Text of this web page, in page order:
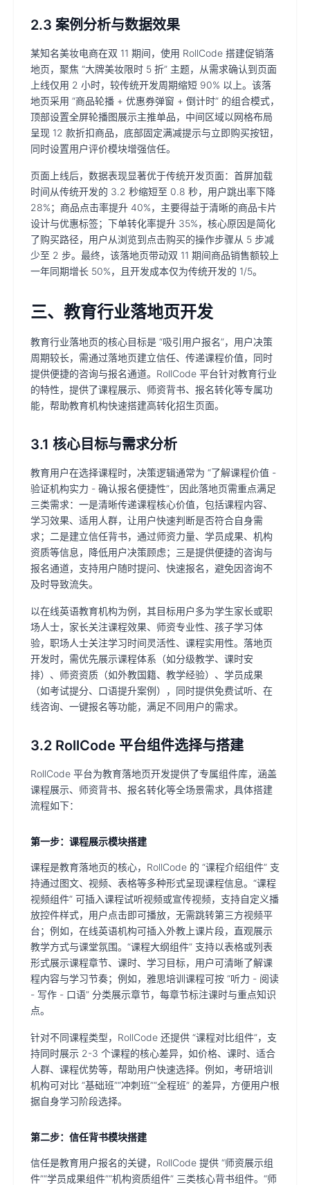
2.3 案例分析与数据效果
某知名美妆电商在双 11 期间，使用 RollCode 搭建促销落
地页，聚焦 “大牌美妆限时 5 折” 主题，从需求确认到页面
上线仅用 2 小时，较传统开发周期缩短 90% 以上。该落
地页采用 “商品轮播 + 优惠券弹窗 + 倒计时” 的组合模式，
顶部设置全屏轮播图展示主推单品，中间区域以网格布局
呈现 12 款折扣商品，底部固定满减提示与立即购买按钮，
同时设置用户评价模块增强信任。
页面上线后，数据表现显著优于传统开发页面：首屏加载
时间从传统开发的 3.2 秒缩短至 0.8 秒，用户跳出率下降
28%；商品点击率提升 40%，主要得益于清晰的商品卡片
设计与优惠标签；下单转化率提升 35%，核心原因是简化
了购买路径，用户从浏览到点击购买的操作步骤从 5 步减
少至 2 步。最终，该落地页带动双 11 期间商品销售额较上
一年同期增长 50%，且开发成本仅为传统开发的 1/5。
三、教育行业落地页开发
教育行业落地页的核心目标是 “吸引用户报名”，用户决策
周期较长，需通过落地页建立信任、传递课程价值，同时
提供便捷的咨询与报名通道。RollCode 平台针对教育行业
的特性，提供了课程展示、师资背书、报名转化等专属功
能，帮助教育机构快速搭建高转化招生页面。
3.1 核心目标与需求分析
教育用户在选择课程时，决策逻辑通常为 “了解课程价值 -
验证机构实力 - 确认报名便捷性”，因此落地页需重点满足
三类需求：一是清晰传递课程核心价值，包括课程内容、
学习效果、适用人群，让用户快速判断是否符合自身需
求；二是建立信任背书，通过师资力量、学员成果、机构
资质等信息，降低用户决策顾虑；三是提供便捷的咨询与
报名通道，支持用户随时提问、快速报名，避免因咨询不
及时导致流失。
以在线英语教育机构为例，其目标用户多为学生家长或职
场人士，家长关注课程效果、师资专业性、孩子学习体
验，职场人士关注学习时间灵活性、课程实用性。落地页
开发时，需优先展示课程体系（如分级教学、课时安
排）、师资资质（如外教国籍、教学经验）、学员成果
（如考试提分、口语提升案例），同时提供免费试听、在
线咨询、一键报名等功能，满足不同用户的需求。
3.2 RollCode 平台组件选择与搭建
RollCode 平台为教育落地页开发提供了专属组件库，涵盖
课程展示、师资背书、报名转化等全场景需求，具体搭建
流程如下：
第一步：课程展示模块搭建
课程是教育落地页的核心，RollCode 的 “课程介绍组件” 支
持通过图文、视频、表格等多种形式呈现课程信息。“课程
视频组件” 可插入课程试听视频或宣传视频，支持自定义播
放控件样式，用户点击即可播放，无需跳转第三方视频平
台；例如，在线英语机构可插入外教上课片段，直观展示
教学方式与课堂氛围。“课程大纲组件” 支持以表格或列表
形式展示课程章节、课时、学习目标，用户可清晰了解课
程内容与学习节奏；例如，雅思培训课程可按 “听力 - 阅读
- 写作 - 口语” 分类展示章节，每章节标注课时与重点知识
点。
针对不同课程类型，RollCode 还提供 “课程对比组件”，支
持同时展示 2-3 个课程的核心差异，如价格、课时、适合
人群、课程优势等，帮助用户快速选择。例如，考研培训
机构可对比 “基础班”“冲刺班”“全程班” 的差异，方便用户根
据自身学习阶段选择。
第二步：信任背书模块搭建
信任是教育用户报名的关键，RollCode 提供 “师资展示组
件”“学员成果组件”“机构资质组件” 三类核心背书组件。“师